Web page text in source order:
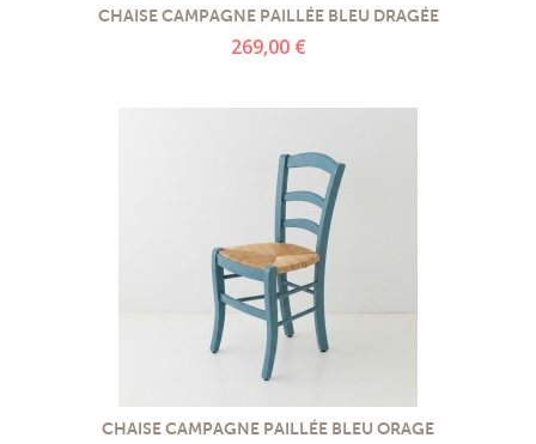
CHAISE CAMPAGNE PAILLÉE BLEU DRAGÉE
269,00 €
CHAISE CAMPAGNE PAILLÉE BLEU ORAGE